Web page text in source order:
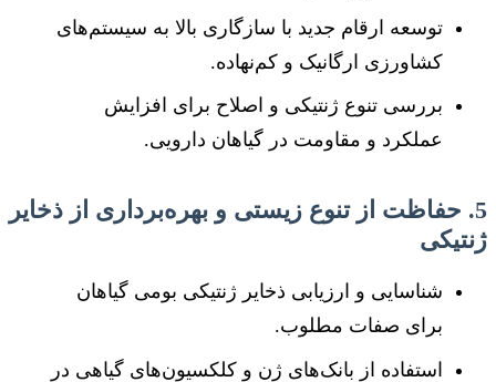
توسعه ارقام جدید با سازگاری بالا به سیستم‌های
کشاورزی ارگانیک و کم‌نهاده.
بررسی تنوع ژنتیکی و اصلاح برای افزایش
عملکرد و مقاومت در گیاهان دارویی.
5. حفاظت از تنوع زیستی و بهره‌برداری از ذخایر
ژنتیکی
شناسایی و ارزیابی ذخایر ژنتیکی بومی گیاهان
برای صفات مطلوب.
استفاده از بانک‌های ژن و کلکسیون‌های گیاهی در